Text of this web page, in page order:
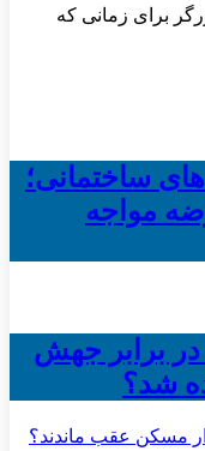
برای زمانی که
ساختمانی؛
مواجه
در برابر جهش
شد؟